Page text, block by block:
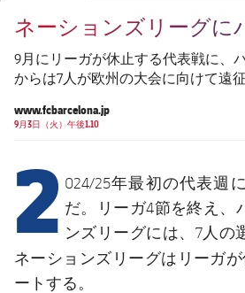
結果
順位表
スケジュール
チケット
結果
PLUSICON
LABEL.ARIA.PLUS
トップチーム
スケジュール
チケット
結果
順位表
トップチーム
plusicon
label.aria.plus
スケジュール
チケット
ネーションズリーグに
9月にリーガが休止する代表戦に、
からは7人が欧州の大会に向けて遠
www.fcbarcelona.jp
9月3日（火）午後1.10
2 024/25年最初の代表週
だ。リーガ4節を終え、
ンズリーグには、7人の
ネーションズリーグは リーガ
ートする。